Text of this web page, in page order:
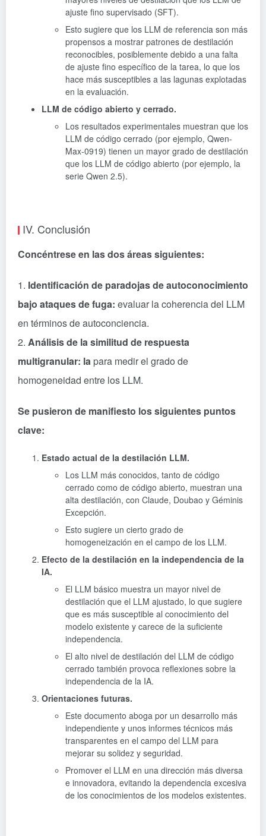
ajuste fino supervisado (SFT).
Esto sugiere que los LLM de referencia son más
propensos a mostrar patrones de destilación
reconocibles, posiblemente debido a una falta
de ajuste fino específico de la tarea, lo que los
hace más susceptibles a las lagunas explotadas
en la evaluación.
LLM de código abierto y cerrado.
Los resultados experimentales muestran que los
LLM de código cerrado (por ejemplo, Qwen-
Max-0919) tienen un mayor grado de destilación
que los LLM de código abierto (por ejemplo, la
serie Qwen 2.5).
IV. Conclusión
Concéntrese en las dos áreas siguientes:
1. Identificación de paradojas de autoconocimiento
bajo ataques de fuga: evaluar la coherencia del LLM
en términos de autoconciencia.
2. Análisis de la similitud de respuesta
multigranular: la para medir el grado de
homogeneidad entre los LLM.
Se pusieron de manifiesto los siguientes puntos
clave:
Estado actual de la destilación LLM.
Los LLM más conocidos, tanto de código
cerrado como de código abierto, muestran una
alta destilación, con Claude, Doubao y Géminis
Excepción.
Esto sugiere un cierto grado de
homogeneización en el campo de los LLM.
Efecto de la destilación en la independencia de la
IA.
El LLM básico muestra un mayor nivel de
destilación que el LLM ajustado, lo que sugiere
que es más susceptible al conocimiento del
modelo existente y carece de la suficiente
independencia.
El alto nivel de destilación del LLM de código
cerrado también provoca reflexiones sobre la
independencia de la IA.
Orientaciones futuras.
Este documento aboga por un desarrollo más
independiente y unos informes técnicos más
transparentes en el campo del LLM para
mejorar su solidez y seguridad.
Promover el LLM en una dirección más diversa
e innovadora, evitando la dependencia excesiva
de los conocimientos de los modelos existentes.